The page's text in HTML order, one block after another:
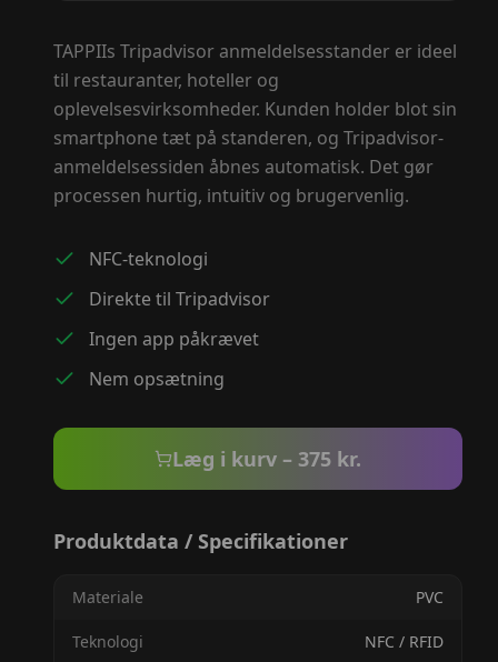
Produktdata / Specifikationer
Materiale PVC
Teknologi NFC / RFID
TAPPIIs Tripadvisor anmeldelsesstander er ideel
til restauranter, hoteller og
oplevelsesvirksomheder. Kunden holder blot sin
smartphone tæt på standeren, og Tripadvisor-
anmeldelsessiden åbnes automatisk. Det gør
processen hurtig, intuitiv og brugervenlig.
NFC-teknologi
Direkte til Tripadvisor
Ingen app påkrævet
Nem opsætning
Læg i kurv – 375 kr.